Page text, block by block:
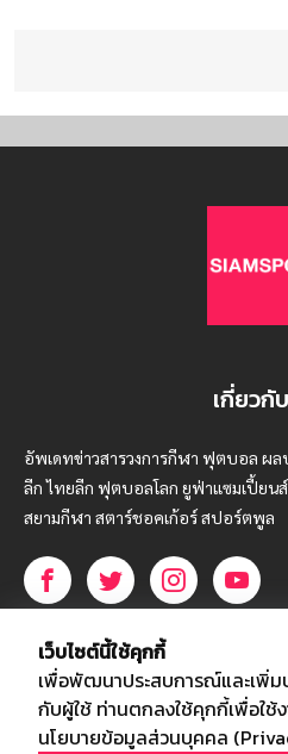
เกี่ยวกั
อัพเดทข่าวสารวงการกีฬา ฟุตบอล ผ
ลีก ไทยลีก ฟุตบอลโลก ยูฟ่าแซมเปี้ยน
สยามกีฬา สตาร์ชอคเก้อร์ สปอร์ตพูล
บริษัท สยามสปอร์ต ซินติเคท จำกัด (ม
เลขที่ 66/26 - 29 ซอยรามอินทรา 40
ถนนรามอินทรา แขวงนวลจันทร์
เขตบึงกุ่ม กรุงเทพฯ 10230
เว็บไซต์นี้ใช้คุกกี้
เพื่อพัฒนาประสบการณ์และเพิ่ม
กับผู้ใช้ ท่านตกลงใช้คุกกี้เพื่อใช้
นโยบายข้อมูลส่วนบุคคล